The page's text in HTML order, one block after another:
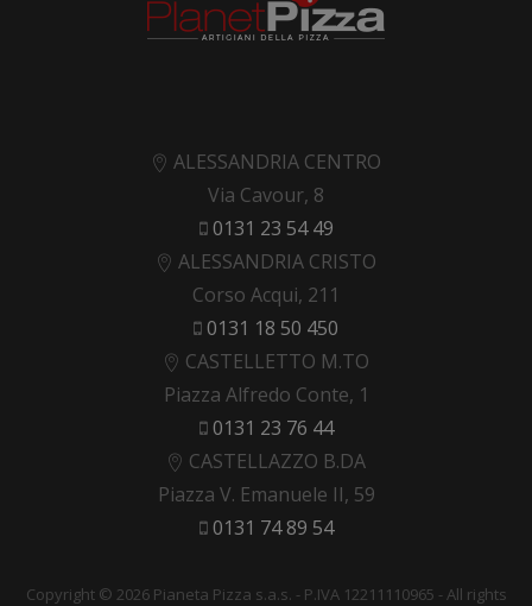
ALESSANDRIA CENTRO
Via Cavour, 8
0131 23 54 49
ALESSANDRIA CRISTO
Corso Acqui, 211
0131 18 50 450
CASTELLETTO M.TO
Piazza Alfredo Conte, 1
0131 23 76 44
CASTELLAZZO B.DA
Piazza V. Emanuele II, 59
0131 74 89 54
Copyright © 2026 Pianeta Pizza s.a.s. - P.IVA 12211110965 - All rights